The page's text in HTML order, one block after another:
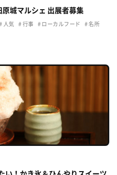
城マルシェ 出展者募集
人気 行事 ローカルフード 名所